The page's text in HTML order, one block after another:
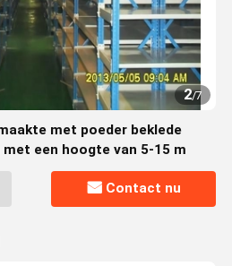
2/7
met poeder beklede
een hoogte van 5-15 m
Contact nu